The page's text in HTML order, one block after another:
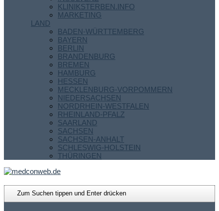
KLINIKSTERBEN.INFO
MARKETING
LAND
BADEN-WÜRTTEMBERG
BAYERN
BERLIN
BRANDENBURG
BREMEN
HAMBURG
HESSEN
MECKLENBURG-VORPOMMERN
NIEDERSACHSEN
NORDRHEIN-WESTFALEN
RHEINLAND-PFALZ
SAARLAND
SACHSEN
SACHSEN-ANHALT
SCHLESWIG-HOLSTEIN
THÜRINGEN